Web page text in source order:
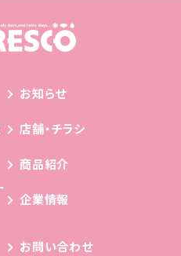
お知らせ
店舗・チラシ
商品紹介
企業情報
お問い合わせ